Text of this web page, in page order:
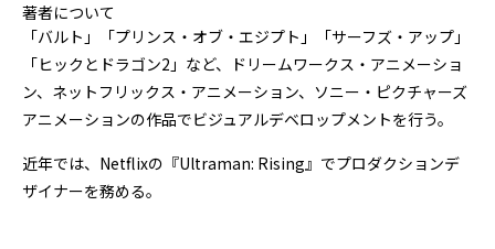
著者について
「バルト」「プリンス・オブ・エジプト」「サーフズ・アップ」
「ヒックとドラゴン2」など、ドリームワークス・アニメーショ
ン、ネットフリックス・アニメーション、ソニー・ピクチャーズ
アニメーションの作品でビジュアルデベロップメントを行う。
近年では、Netflixの『Ultraman: Rising』でプロダクションデ
ザイナーを務める。